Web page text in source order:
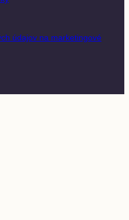
údajov na marketingové